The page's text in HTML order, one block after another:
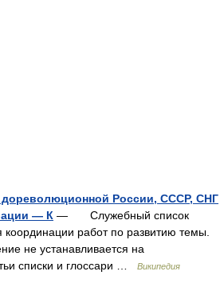
дореволюционной России, СССР, СНГ
— К — Служебный список
координации работ по развитию темы.
не устанавливается на
списки и глоссари …
Википедия